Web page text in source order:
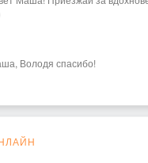
Володя спасибо!